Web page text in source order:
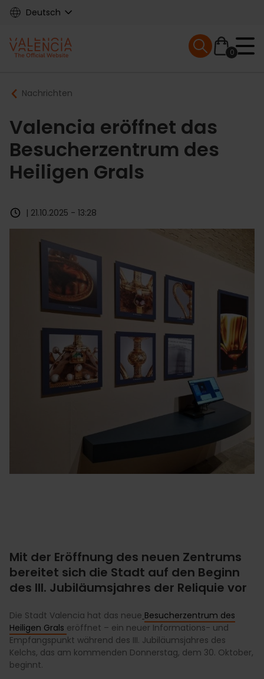
Skip
content
Deutsch
Main
navigation
0
Mobile menu
Breadcrumb
Nachrichten
Valencia eröffnet das
Besucherzentrum des
Heiligen Grals
| 21.10.2025 - 13:28
Mit der Eröffnung des neuen Zentrums
bereitet sich die Stadt auf den Beginn
des III. Jubiläumsjahres der Reliquie vor
Die Stadt Valencia hat das neue Besucherzentrum des
Heiligen Grals eröffnet – ein neuer Informations- und
Empfangspunkt während des III. Jubiläumsjahres des
Kelchs, das am kommenden Donnerstag, dem 30. Oktober,
beginnt.